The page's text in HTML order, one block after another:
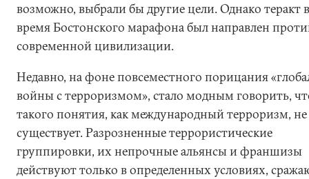
возможно, выбрали бы другие цели. Однако теракт
время Бостонского марафона был направлен
современной цивилизации.
Недавно, на фоне повсеместного порицания
войны с терроризмом», стало модным говорить,
такого понятия, как международный терроризм, не
существует. Разрозненные террористические
группировки, их непрочные альянсы и франшизы
действуют только в определенных условиях,